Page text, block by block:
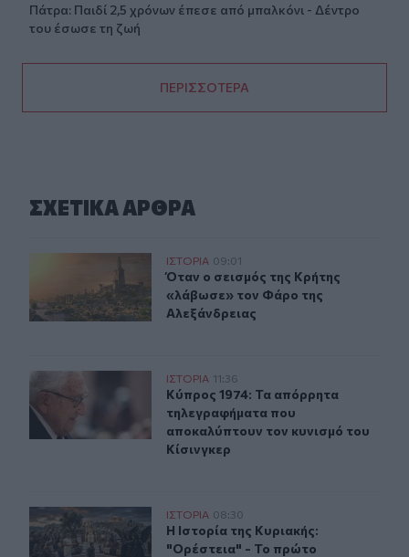
Πάτρα: Παιδί 2,5 χρόνων έπεσε από μπαλκόνι - Δέντρο
του έσωσε τη ζωή
ΠΕΡΙΣΣΟΤΕΡΑ
ΣΧΕΤΙΚA AΡΘΡΑ
Όταν ο σεισμός της Κρήτης «λάβωσε» τον Φάρο της
ΙΣΤΟΡΙΑ 09:01
Όταν ο σεισμός της Κρήτης
Όταν ο σεισμός της Κρήτης
«λάβωσε» τον Φάρο της
Αλεξάνδρειας
Κύπρος 1974: Τα απόρρητα τηλεγραφήματα που
ΙΣΤΟΡΙΑ 11:36
Κύπρος 1974: Τα απόρρητα
Κύπρος 1974: Τα απόρρητα
τηλεγραφήματα που
αποκαλύπτουν τον κυνισμό του
Κίσινγκερ
Η Ιστορία της Κυριακής: "Ορέστεια" - Το πρώτο
ΙΣΤΟΡΙΑ 08:30
Η Ιστορία της Κυριακής:
Η Ιστορία της Κυριακής:
"Ορέστεια" - Το πρώτο